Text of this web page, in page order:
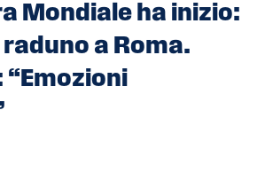
Mondiale ha inizio:
a Roma.